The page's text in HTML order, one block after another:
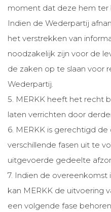
moment dat deze hem ter
Indien de Wederpartij
het verstrekken van
noodzakelijk zijn voor de
de zaken op te slaan voor
Wederpartij.
5. MERKK heeft het recht
laten verrichten door
6. MERKK is gerechtigd
verschillende fasen uit te
uitgevoerde gedeelte
7. Indien de
kan MERKK de uitvoering
een volgende fase